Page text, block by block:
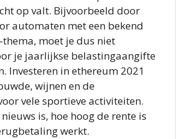
op valt. Bijvoorbeeld door
automaten met een bekend
moet je dus niet
je jaarlijkse belastingaangifte
Investeren in ethereum 2021
wijnen en de
vele sportieve activiteiten.
is, hoe hoog de rente is
werkt.